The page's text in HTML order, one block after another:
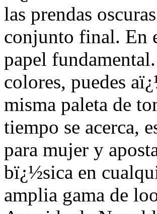
las prendas
conjunto final. En
papel
colores, puedes
misma paleta de
tiempo se acerca,
para mujer y
bï¿½sica en
amplia gama de